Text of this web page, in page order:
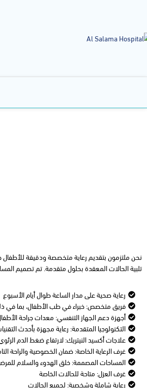
نحن ملتزمون بتقديم رعاية متخصصة ودقيقة للأطفال
تلبية الحالات المعقدة بحلول متقدمة. تم تصميم
رعاية صحية على مدار الساعة طوال أيام الأسبوع
فريق متخصص: خبراء في طب الأطفال، بما في ذلك
أجهزة دعم الجهاز التنفسي: معدات جراحة
التكنولوجيا المتقدمة: رعاية مجهزة بأحدث
علاجات أكسيد النيتريك: لارتفاع ضغط الدم
غرف الرعاية الخاصة: ضمان الخصوصية والراحة
المساحات المصممة: خلق الهدوء والسلام
غرف العزل: متاحة للحالات الخاصة
رعاية شاملة وشخصية: لجميع الحالات